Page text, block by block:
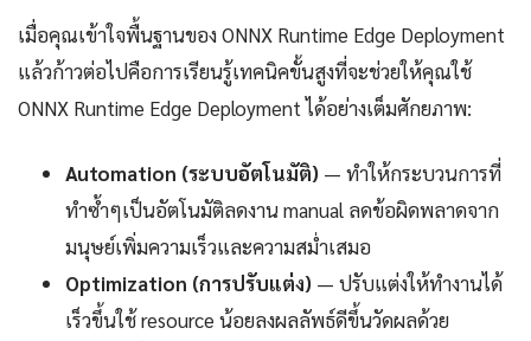
เมื่อคุณเข้าใจพื้นฐานของ ONNX Runtime Edge Deployment
แล้วก้าวต่อไปคือการเรียนรู้เทคนิคขั้นสูงที่จะช่วยให้คุณใช้
ONNX Runtime Edge Deployment ได้อย่างเต็มศักยภาพ:
Automation (ระบบอัตโนมัติ) — ทำให้กระบวนการที่
ทำซ้ำๆเป็นอัตโนมัติลดงาน manual ลดข้อผิดพลาดจาก
มนุษย์เพิ่มความเร็วและความสม่ำเสมอ
Optimization (การปรับแต่ง) — ปรับแต่งให้ทำงานได้
เร็วขึ้นใช้ resource น้อยลงผลลัพธ์ดีขึ้นวัดผลด้วย